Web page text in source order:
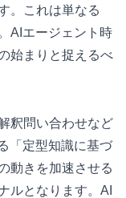
。これは単なる
AIエージェント時
始まりと捉えるべ
釈問い合わせなど
「定型知識に基づ
動きを加速させる
ルとなります。AI